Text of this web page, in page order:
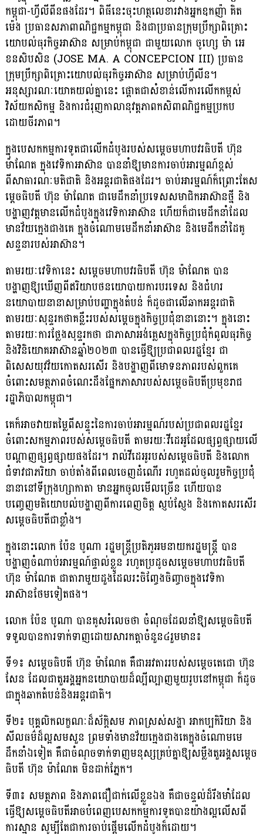
កម្ពុជា-ហ្វីលីពីនផងដែរ។ ពិធីនេះចុះហត្ថលេខារវាងអ្នកឧកញ៉ា គិត
ម៉េង ប្រធានសភាពាណិជ្ជកម្មកម្ពុជា និងជាប្រធានក្រុមប្រឹក្សាពិគ្រោះ
យោបល់ធុរកិច្ចអាស៊ាន សម្រាប់កម្ពុជា ជាមួយលោក ចូហ្សេ ម៉ា អេ
ខនសិបសិន (JOSE MA. A CONCEPCION III) ប្រធាន
ក្រុមប្រឹក្សាពិគ្រោះយោបល់ធុរកិច្ចអាស៊ាន សម្រាប់ហ្វីលីន។
អនុស្សារណៈ​យោគ​យល់​គ្នានេះ ផ្តោតជាសំខាន់លើការលើកកម្ពស់
វិស័យកសិកម្ម និងការជំរុញកាលានុវត្តភាព​កសិពាណិជ្ជកម្មប្រកប
ដោយចីរភាព។
ក្នុងបេសកកម្មការទូតជាលើកដំបូងរបស់សម្តេចមហាបវរធិបតី ហ៊ុន
ម៉ាណែត ក្នុងវេទិកា​អា​ស៊ាន បាននាំឱ្យមានការចាប់អារម្មណ៍ខ្ពស់
ពីសាធារណៈមតិជាតិ និងអន្តរជាតិផងដែរ។ ចាប់​អារម្មណ៍ក៏ព្រោះតែស
ម្តេចធិបតី ហ៊ុន ម៉ាណែត ជាមេដឹកនាំប្រទេសសមាជិកអាស៊ានថ្មី និង​
បង្ហាញវត្តមានលើកដំបូងក្នុងវេទិកាអាស៊ាន ហើយក៏ជាមេដឹកនាំដែល
មានវ័យក្មេងជាងគេ ក្នុងចំណោមមេដឹកនាំអាស៊ាន និងមេដឹកនាំដៃគូ
សន្ទនារបស់អាស៊ាន។
តាមរយៈវេទិកានេះ សម្តេចមហាបវរធិបតី ហ៊ុន ម៉ាណែត បាន
បង្ហាញឱ្យឃើញពីឥរិយាបថ​នយោ​​បាយការបរទេស និងជំហរ
នយោបាយនានាសម្រាប់បញ្ហាក្នុងតំបន់ ក៏ដូចជាលើឆាក​អន្តរ​ជាតិ
តាមរយៈសុន្ទរកថាគន្លឹះរបស់សម្តេចក្នុងកិច្ចប្រជុំនានានោះ។ ក្នុងនោះ
តាម​រយៈការ​ថ្លែង​សុន្ទរកថា ជាភាសាអង់គ្លេសក្នុងកិច្ចប្រជុំ​កំពូល​ធុរកិច្ច
និងវិនិយោគអាស៊ានឆ្នាំ២០២៣ បានធ្វើ​ឱ្យ​ប្រជាពលរដ្ឋខ្មែរ ជា
ពិសេសយុវវ័យកោតសរសើរ និងបង្ហាញពីមោទនភាពរបស់ពួកគេ
ចំពោះ​សមត្ថ​ភាពចំណេះដឹងផ្នែកភាសារបស់សម្តេចធិបតីប្រមុខរាជ
រដ្ឋាភិបាលកម្ពុជា។
គេក៏អាចវាយតម្លៃពីសន្ទុះនៃការចាប់អារម្មណ៍របស់ប្រជាពលរដ្ឋខ្មែរ
ចំពោះសកម្មភាពរបស់​សម្តេច​​ធិប​តី តាមរយៈវីដេអូដែលផ្សព្វផ្សាយលើ
បណ្តាញផ្សព្វផ្សាយផងដែរ។ រាល់វីដេអូរបស់​សម្តេច​ធិបតី និងលោក
ជំទាវជាភរិយា ចាប់តាំងពីពេលចេញដំណើរ រហូតដល់ចូលរួមកិច្ចប្រជុំ​
នានានៅទីក្រុងហ្សាកាតា មានអ្នកចូលមើលច្រើន ហើយបាន
បញ្ចេញមតិយោបល់បង្ហាញពីការ​ពេញចិត្ត ស្ញប់ស្ញែង និងកោតសរសើរ
សម្តេចធិបតីជាខ្លាំង។
ក្នុងនោះលោក ប៉ែន បូណា រដ្ឋមន្ត្រីប្រតិភូអមនាយករដ្ឋមន្ត្រី បាន
បង្ហាញចំណាប់អារម្មណ៍ផ្ទាល់​ខ្លួន រហូតប្រដូចសម្តេចមហាបវរធិបតី
ហ៊ុន ម៉ាណែត ជាតារាមួយដួងដែលរះចិញ្ចែងចិញ្ចាច​ក្នុង​វេទិកា
អាស៊ានថែមទៀតផង។
លោក ប៉ែន បូណា បានគូសរំលេចថា ចំណុចដែលនាំឱ្យសម្តេចធិបតី
ទទួលបានការ​ទាក់​ទាញ​ដោយសារកត្តាចំនួន៤រួមមាន៖
ទី១៖ សម្តេចធិបតី ហ៊ុន ម៉ាណែត គឺជាអវតាររបស់សម្តេចតេជោ ហ៊ុន
សែន ដែលជាតួ​អង្គ​អ្នក​នយោបាយដ៏ល្បីល្បាញមួយរូបនៅកម្ពុជា ក៏ដូច
ជាក្នុងឆាកតំបន់និងអន្តរជាតិ។
ទី២៖ បុគ្គលិកលក្ខណៈដ៏ស័ក្តិសម ភាពស្រស់សង្ហា អាកប្បកិរិយា និង
សីលធម៌​ដ៏ល្អសមសួន ព្រមទាំងមានវ័យក្មេងជាងគេក្នុងចំណោមមេ
ដឹកនាំឯទៀត គឺជាចំណុចទាក់ទាញមនុស្សគ្រប់​គ្នា​ឱ្យ​សម្លឹងតួអង្គសម្តេច
ធិបតី ហ៊ុន ម៉ាណែត មិនដាក់ភ្នែក។
ទី៣៖ សមត្ថភាព និងភាពជឿជាក់លើខ្លួនឯង គឺជាចន្ទល់ដ៏រឹងមាំ​ដែល
ធ្វើឱ្យសម្តេចធិបតី​អាច​បំពេញបេសកកម្មការទូតបានយ៉ាងល្អលើសពី
ការស្មាន សូម្បីតែជាការចាប់ផ្តើមលើកដំបូង​ក៏ដោយ។